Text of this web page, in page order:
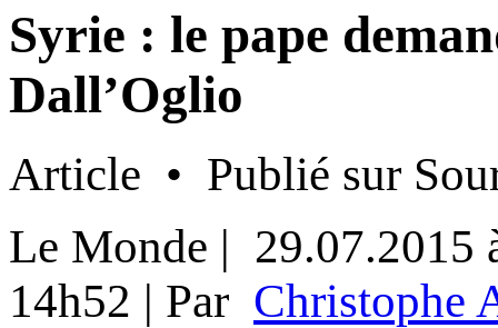
Syrie : le pape
Dall’Oglio
Article • Publié sur
Le Monde | 29.07.2015
14h52 | Par Christophe